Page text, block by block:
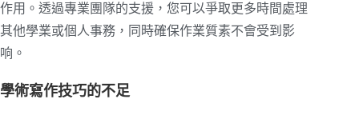
作用。透過專業團隊的支援，您可以爭取更多時間處理
其他學業或個人事務，同時確保作業質素不會受到影
响。
學術寫作技巧的不足